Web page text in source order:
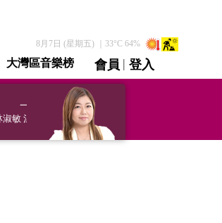
8月7日 (星期五) ｜ 33°C 64%
大灣區音樂榜 會員 | 登入
直播 / 重溫
一鍵理財 [Smart Finance Hub]
敏 溫鋼城 伍禮賢